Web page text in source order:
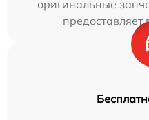
оригинальные
предоставляет